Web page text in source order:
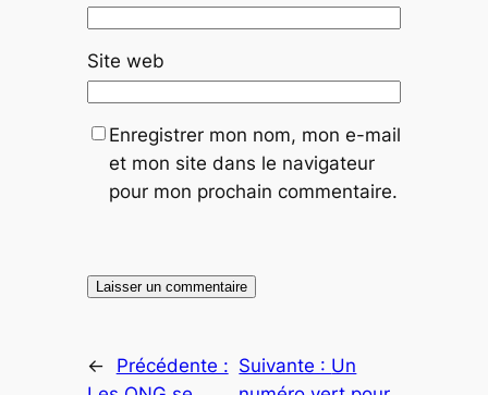
Site web
Enregistrer mon nom, mon e-mail
et mon site dans le navigateur
pour mon prochain commentaire.
←
Précédente : Suivante : Un